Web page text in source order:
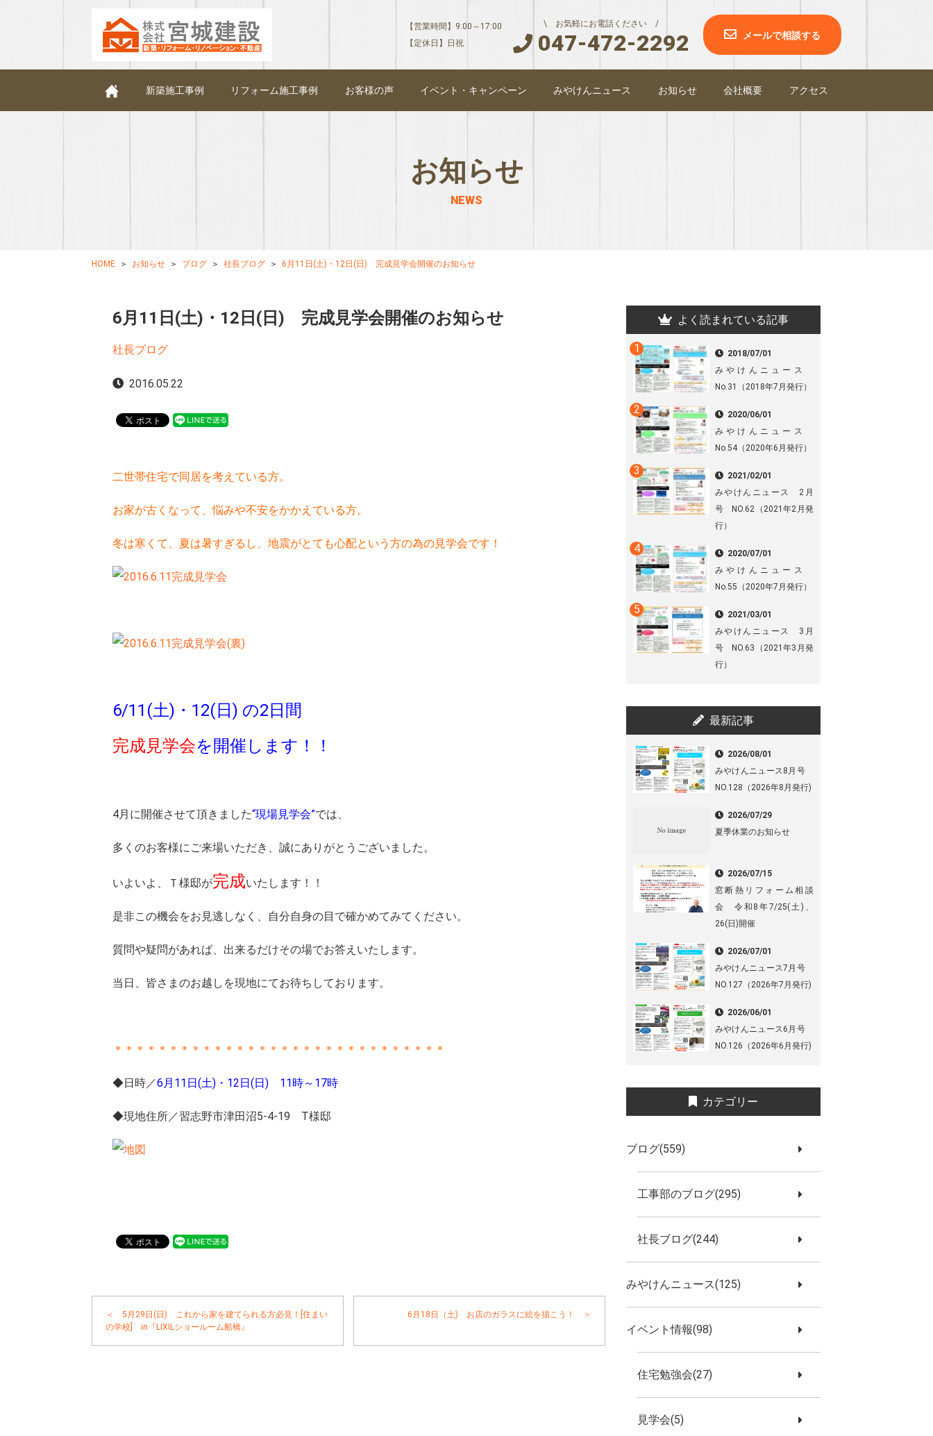
【営業時間】9:00～17:00
【定休日】日祝
\ お気軽にお電話ください /
047-472-2292 メールで相談する
新築施工事例 リフォーム施工事例 お客様の声 イベント・キャンペーン みやけんニュース お知らせ 会社概要 アクセス
お知らせ
NEWS
HOME お知らせ ブログ 社長ブログ 6月11日(土)・12日(日) 完成見学会開催のお知らせ
6月11日(土)・12日(日) 完成見学会開催のお知らせ
社長ブログ
2016.05.22
二世帯住宅で同居を考えている方。
お家が古くなって、悩みや不安をかかえている方。
冬は寒くて、夏は暑すぎるし、地震がとても心配という方の為の見学会です！
6/11(土)・12(日) の2日間
完成見学会を開催します！！
4月に開催させて頂きました“現場見学会”では、
多くのお客様にご来場いただき、誠にありがとうございました。
いよいよ、Ｔ様邸が完成いたします！！
是非この機会をお見逃しなく、自分自身の目で確かめてみてください。
質問や疑問があれば、出来るだけその場でお答えいたします。
当日、皆さまのお越しを現地にてお待ちしております。
＊＊＊＊＊＊＊＊＊＊＊＊＊＊＊＊＊＊＊＊＊＊＊＊＊＊＊＊＊＊
◆日時／6月11日(土)・12日(日) 11時～17時
◆現地住所／習志野市津田沼5-4-19 T様邸
＜ 5月29日(日) これから家を建てられる方必見！[住まい
の学校] in『LIXILショールーム船橋』
6月18日（土) お店のガラスに絵を描こう！ ＞
よく読まれている記事
2018/07/01
みやけんニュース
No.31（2018年7月発行）
2020/06/01
みやけんニュース
No.54（2020年6月発行）
2021/02/01
みやけんニュース 2月
号 NO.62（2021年2月発
行）
2020/07/01
みやけんニュース
No.55（2020年7月発行）
2021/03/01
みやけんニュース 3月
号 NO.63（2021年3月発
行）
最新記事
2026/08/01
みやけんニュース8月号
NO.128（2026年8月発行)
2026/07/29
夏季休業のお知らせ
2026/07/15
窓断熱リフォーム相談
会 令和8年7/25(土)、
26(日)開催
2026/07/01
みやけんニュース7月号
NO.127（2026年7月発行)
2026/06/01
みやけんニュース6月号
NO.126（2026年6月発行)
カテゴリー
ブログ(559)
工事部のブログ(295)
社長ブログ(244)
みやけんニュース(125)
イベント情報(98)
住宅勉強会(27)
見学会(5)